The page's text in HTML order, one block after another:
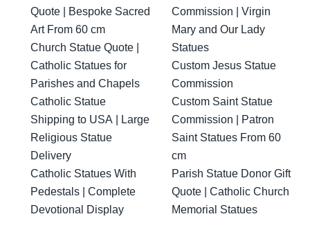
Quote | Bespoke Sacred
Art From 60 cm
Church Statue Quote |
Catholic Statues for
Parishes and Chapels
Catholic Statue
Shipping to USA | Large
Religious Statue
Delivery
Catholic Statues With
Pedestals | Complete
Devotional Display
Commission | Virgin
Mary and Our Lady
Statues
Custom Jesus Statue
Commission
Custom Saint Statue
Commission | Patron
Saint Statues From 60
cm
Parish Statue Donor Gift
Quote | Catholic Church
Memorial Statues